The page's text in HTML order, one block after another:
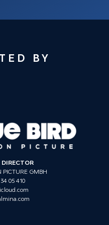
BY
DIRECTOR
PICTURE GMBH
05 410